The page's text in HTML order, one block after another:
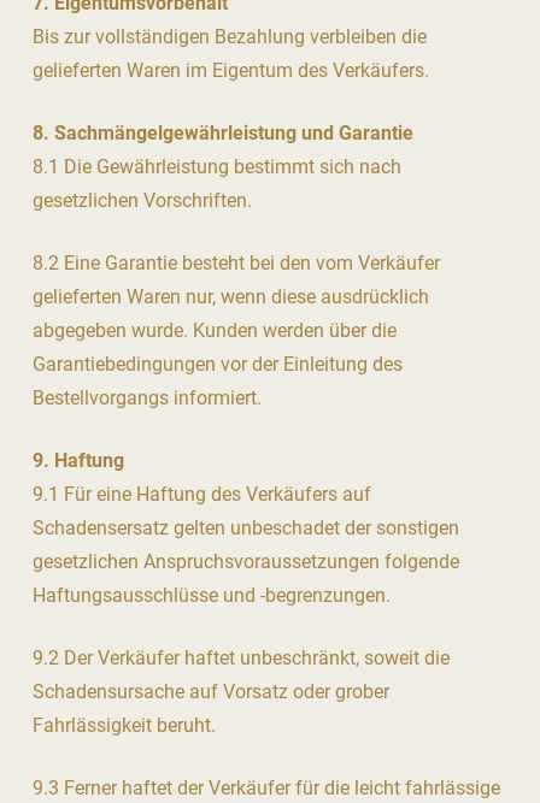
Bis zur vollständigen Bezahlung verbleiben die
gelieferten Waren im Eigentum des Verkäufers.
8. Sachmängelgewährleistung und Garantie
8.1 Die Gewährleistung bestimmt sich nach
gesetzlichen Vorschriften.
8.2 Eine Garantie besteht bei den vom Verkäufer
gelieferten Waren nur, wenn diese ausdrücklich
abgegeben wurde. Kunden werden über die
Garantiebedingungen vor der Einleitung des
Bestellvorgangs informiert.
9. Haftung
9.1 Für eine Haftung des Verkäufers auf
Schadensersatz gelten unbeschadet der sonstigen
gesetzlichen Anspruchsvoraussetzungen folgende
Haftungsausschlüsse und -begrenzungen.
9.2 Der Verkäufer haftet unbeschränkt, soweit die
Schadensursache auf Vorsatz oder grober
Fahrlässigkeit beruht.
9.3 Ferner haftet der Verkäufer für die leicht fahrlässige